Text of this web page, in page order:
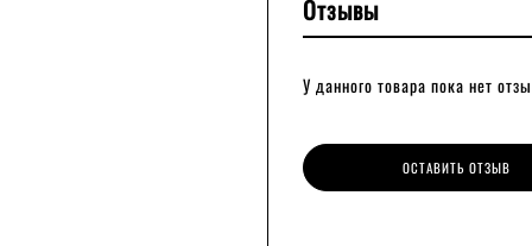
Отзывы
У данного товара пока нет
ОСТАВИТЬ ОТЗЫВ